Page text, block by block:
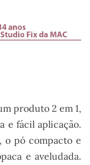
produto 2 em 1,
e fácil aplicação.
o pó compacto e
e aveludada.